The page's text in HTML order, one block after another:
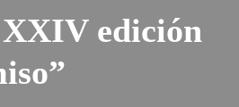
edición